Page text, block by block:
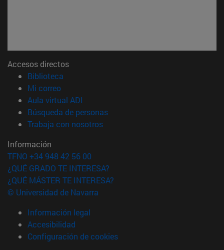
Accesos directos
Biblioteca
Mi correo(abre en nueva ventana)
Aula virtual ADI
Búsqueda de personas(abre en nueva ventana)
Trabaja con nosotros(abre en nueva ventana)
Información
TFNO +34 948 42 56 00
¿QUÉ GRADO TE INTERESA?
¿QUÉ MÁSTER TE INTERESA?
© Universidad de Navarra
Información legal
Accesibilidad
Configuración de cookies